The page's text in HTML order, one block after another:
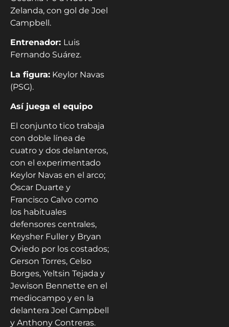
Zelanda, con gol de Joel
Campbell.
Entrenador: Luis
Fernando Suárez.
La figura: Keylor Navas
(PSG).
Así juega el equipo
El conjunto tico trabaja
con doble línea de
cuatro y dos delanteros,
con el experimentado
Keylor Navas en el arco;
Óscar Duarte y
Francisco Calvo como
los habituales
defensores centrales,
Keysher Fuller y Bryan
Oviedo por los costados;
Gerson Torres, Celso
Borges, Yeltsin Tejada y
Jewison Bennette en el
mediocampo y en la
delantera Joel Campbell
y Anthony Contreras.